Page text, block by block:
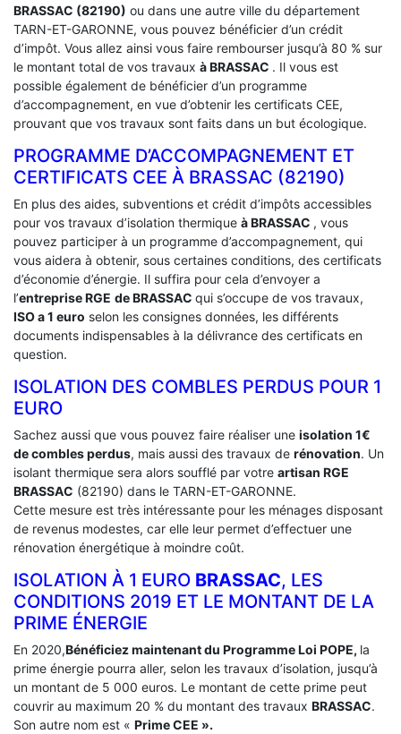
BRASSAC (82190) ou dans une autre ville du département
TARN-ET-GARONNE, vous pouvez bénéficier d’un crédit
d’impôt. Vous allez ainsi vous faire rembourser jusqu’à 80 % sur
le montant total de vos travaux à BRASSAC . Il vous est
possible également de bénéficier d’un programme
d’accompagnement, en vue d’obtenir les certificats CEE,
prouvant que vos travaux sont faits dans un but écologique.
PROGRAMME D’ACCOMPAGNEMENT ET
CERTIFICATS CEE À ‎BRASSAC (82190)
En plus des aides, subventions et crédit d’impôts accessibles
pour vos travaux d’isolation thermique à BRASSAC , vous
pouvez participer à un programme d’accompagnement, qui
vous aidera à obtenir, sous certaines conditions, des certificats
d’économie d’énergie. Il suffira pour cela d’envoyer a
l’entreprise RGE de BRASSAC qui s’occupe de vos travaux,
ISO a 1 euro selon les consignes données, les différents
documents indispensables à la délivrance des certificats en
question.
ISOLATION DES COMBLES PERDUS POUR 1
EURO
Sachez aussi que vous pouvez faire réaliser une isolation 1€
de combles perdus, mais aussi des travaux de rénovation. Un
isolant thermique sera alors soufflé par votre artisan RGE
BRASSAC (82190) dans le TARN-ET-GARONNE.
Cette mesure est très intéressante pour les ménages disposant
de revenus modestes, car elle leur permet d’effectuer une
rénovation énergétique à moindre coût.
ISOLATION À 1 EURO BRASSAC, LES
CONDITIONS 2019 ET LE MONTANT DE LA
PRIME ÉNERGIE
En 2020,Bénéficiez maintenant du Programme Loi POPE, la
prime énergie pourra aller, selon les travaux d’isolation, jusqu’à
un montant de 5 000 euros. Le montant de cette prime peut
couvrir au maximum 20 % du montant des travaux BRASSAC.
Son autre nom est « Prime CEE ».